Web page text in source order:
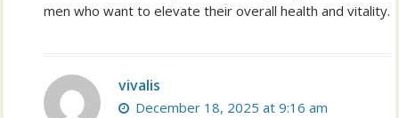
men who want to elevate their overall health and vitality.
vivalis
December 18, 2025 at 9:16 am